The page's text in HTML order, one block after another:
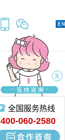
X
全国服务热线
400-060-2580